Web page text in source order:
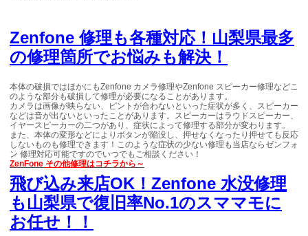
Zenfone 修理も各種対応！山梨県最多
の修理箇所でお悩みも解決！
本体の破損ではほかにもZenfone カメラ修理やZenfone スピーカー修理などこ
のような部分も破損して修理が必要になることがあります。
カメラは画像が映らない、ピントが合わないといった症状が多く、スピーカー
などは音が出ないといったことがあります。スピーカーはラウドスピーカー、
イヤースピーカーの二つがあり、症状によって修理する部分が変わります。
また、本体の変形などによりボタンが陥没し、押せなくなったり押せても反応
しないものも修理できます！このような症状の少ない修理も当店ならゼンフォ
ン 修理対応可能ですのでいつでもご相談ください！
ZenFone その他修理はコチラから～
飛び込み来店OK！Zenfone 水没修理
も山梨県で復旧率No.1のスママモに
お任せ！！